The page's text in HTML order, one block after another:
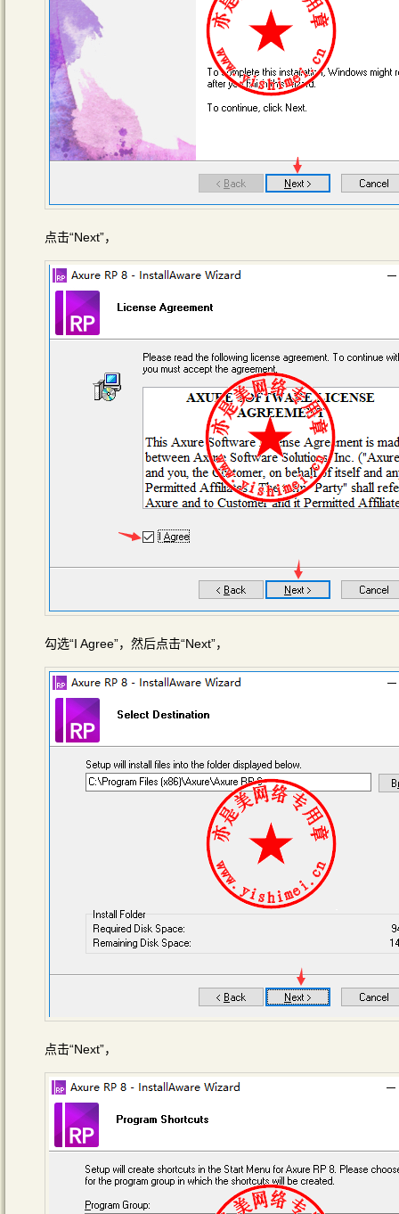
点击“Next”，
勾选“I Agree”，然后点击“Next”，
点击“Next”，